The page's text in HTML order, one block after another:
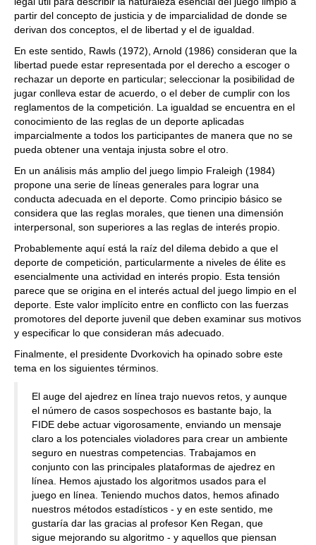
partir del concepto de justicia y de imparcialidad de donde se
derivan dos conceptos, el de libertad y el de igualdad.
En este sentido, Rawls (1972), Arnold (1986) consideran que la
libertad puede estar representada por el derecho a escoger o
rechazar un deporte en particular; seleccionar la posibilidad de
jugar conlleva estar de acuerdo, o el deber de cumplir con los
reglamentos de la competición. La igualdad se encuentra en el
conocimiento de las reglas de un deporte aplicadas
imparcialmente a todos los participantes de manera que no se
pueda obtener una ventaja injusta sobre el otro.
En un análisis más amplio del juego limpio Fraleigh (1984)
propone una serie de líneas generales para lograr una
conducta adecuada en el deporte. Como principio básico se
considera que las reglas morales, que tienen una dimensión
interpersonal, son superiores a las reglas de interés propio.
Probablemente aquí está la raíz del dilema debido a que el
deporte de competición, particularmente a niveles de élite es
esencialmente una actividad en interés propio. Esta tensión
parece que se origina en el interés actual del juego limpio en el
deporte. Este valor implícito entre en conflicto con las fuerzas
promotores del deporte juvenil que deben examinar sus motivos
y especificar lo que consideran más adecuado.
Finalmente, el presidente Dvorkovich ha opinado sobre este
tema en los siguientes términos.
El auge del ajedrez en línea trajo nuevos retos, y aunque
el número de casos sospechosos es bastante bajo, la
FIDE debe actuar vigorosamente, enviando un mensaje
claro a los potenciales violadores para crear un ambiente
seguro en nuestras competencias. Trabajamos en
conjunto con las principales plataformas de ajedrez en
línea. Hemos ajustado los algoritmos usados para el
juego en línea. Teniendo muchos datos, hemos afinado
nuestros métodos estadísticos - y en este sentido, me
gustaría dar las gracias al profesor Ken Regan, que
sigue mejorando su algoritmo - y aquellos que piensan